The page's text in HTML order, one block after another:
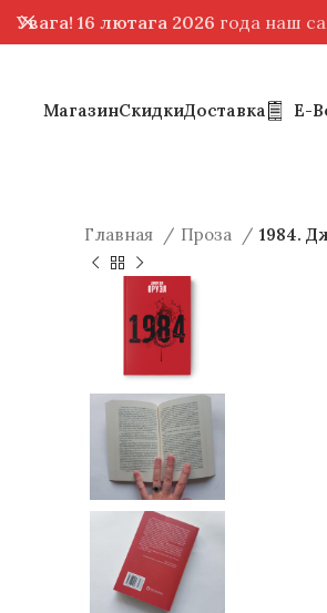
МагазинСкидкиДоставка E-
Главная Проза 1984.
Увага! 16 лютага 2026 года наш